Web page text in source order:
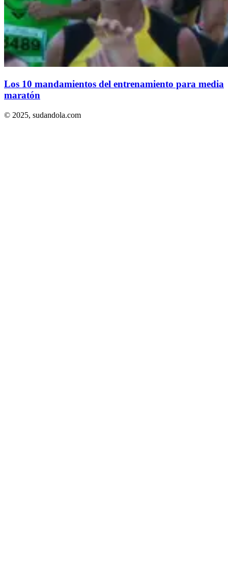
Los 10 mandamientos del entrenamiento para media
maratón
© 2025, sudandola.com